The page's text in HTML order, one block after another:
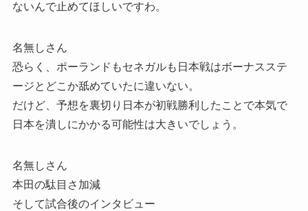
ないんで止めてほしいですわ。
名無しさん
恐らく、ポーランドもセネガルも日本戦はボーナスステ
ージとどこか舐めていたに違いない。
だけど、予想を裏切り日本が初戦勝利したことで本気で
日本を潰しにかかる可能性は大きいでしょう。
名無しさん
本田の駄目さ加減
そして試合後のインタビュー